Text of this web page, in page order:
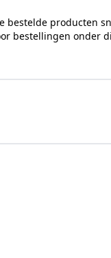
bestelde producten
bestellingen onder